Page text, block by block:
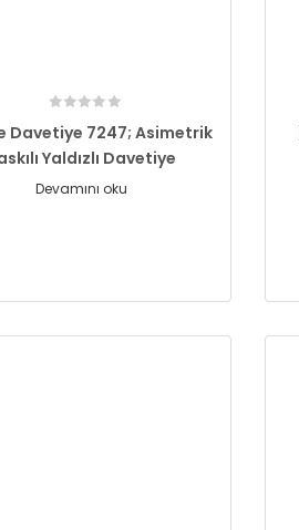
Davetiye 7247; Asimetrik
Yaldızlı Davetiye
Devamını oku